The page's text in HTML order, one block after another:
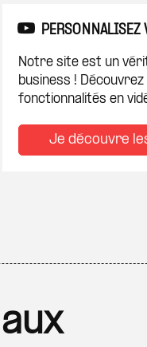
PERSONNALISEZ
Notre site est un
business !
fonctionnalités en
Je découvre